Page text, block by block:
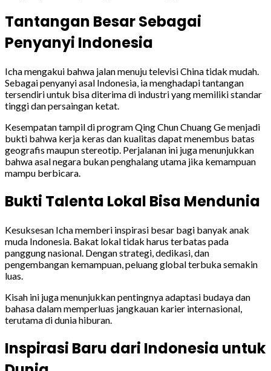
Tantangan Besar Sebagai
Penyanyi Indonesia
Icha mengakui bahwa jalan menuju televisi China tidak mudah.
Sebagai penyanyi asal Indonesia, ia menghadapi tantangan
tersendiri untuk bisa diterima di industri yang memiliki standar
tinggi dan persaingan ketat.
Kesempatan tampil di program Qing Chun Chuang Ge menjadi
bukti bahwa kerja keras dan kualitas dapat menembus batas
geografis maupun stereotip. Perjalanan ini juga menunjukkan
bahwa asal negara bukan penghalang utama jika kemampuan
mampu berbicara.
Bukti Talenta Lokal Bisa Mendunia
Kesuksesan Icha memberi inspirasi besar bagi banyak anak
muda Indonesia. Bakat lokal tidak harus terbatas pada
panggung nasional. Dengan strategi, dedikasi, dan
pengembangan kemampuan, peluang global terbuka semakin
luas.
Kisah ini juga menunjukkan pentingnya adaptasi budaya dan
bahasa dalam memperluas jangkauan karier internasional,
terutama di dunia hiburan.
Inspirasi Baru dari Indonesia untuk